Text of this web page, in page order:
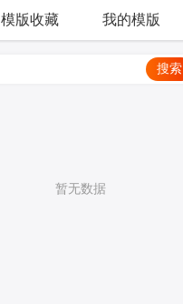
模版收藏 我的模版
搜索
暂无数据